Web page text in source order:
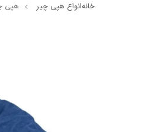
خانهانواع هپی چیر هپی